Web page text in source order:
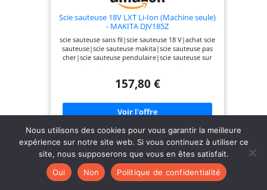
Scie sauteuse 18V LXT Li-Ion (Machine seule)
- MAKITA DJV185Z
scie sauteuse sans fil|scie sauteuse 18 V|achat scie
sauteuse|scie sauteuse makita|scie sauteuse pas
cher|scie sauteuse pendulaire|scie sauteuse sur
157,80 €
-7%
Nous utilisons des cookies pour vous garantir la meilleure
expérience sur notre site web. Si vous continuez à utiliser ce
site, nous supposerons que vous en êtes satisfait.
Oui
Non Politique de confidentialité